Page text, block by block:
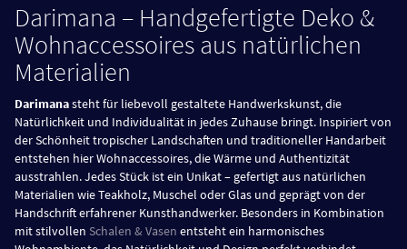
Darimana – Handgefertigte Deko &
Wohnaccessoires aus natürlichen
Materialien
Darimanasteht für liebevoll gestaltete Handwerkskunst, die
Natürlichkeit und Individualität in jedes Zuhause bringt. Inspiriert von
der Schönheit tropischer Landschaften und traditioneller Handarbeit
entstehen hier Wohnaccessoires, die Wärme und Authentizität
ausstrahlen. Jedes Stück ist ein Unikat – gefertigt aus natürlichen
Materialien wie Teakholz, Muschel oder Glas und geprägt von der
Handschrift erfahrener Kunsthandwerker. Besonders in Kombination
mit stilvollen Schalen & Vasen entsteht ein harmonisches